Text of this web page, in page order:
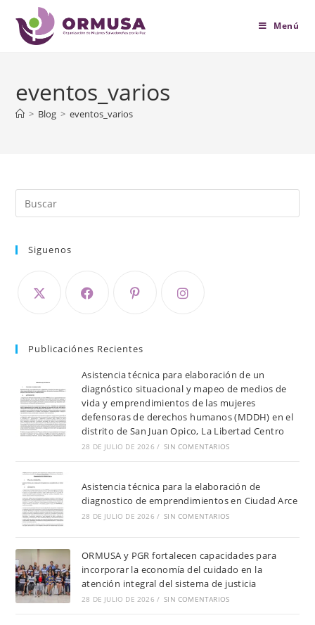
contenido
Menú
eventos_varios
> Blog > eventos_varios
Siguenos
Publicaciónes Recientes
Asistencia técnica para elaboración de un
diagnóstico situacional y mapeo de medios de
vida y emprendimientos de las mujeres
defensoras de derechos humanos (MDDH) en el
distrito de San Juan Opico, La Libertad Centro
28 DE JULIO DE 2026 / SIN COMENTARIOS
Asistencia técnica para la elaboración de
diagnostico de emprendimientos en Ciudad Arce
28 DE JULIO DE 2026 / SIN COMENTARIOS
ORMUSA y PGR fortalecen capacidades para
incorporar la economía del cuidado en la
atención integral del sistema de justicia
28 DE JULIO DE 2026 / SIN COMENTARIOS